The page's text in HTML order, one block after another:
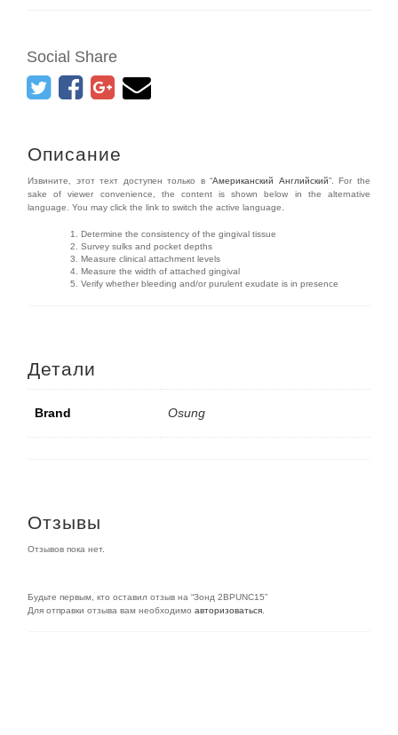
Social Share
Описание
Извините, этот техт доступен только в “Американский Английский”. For the
sake of viewer convenience, the content is shown below in the alternative
language. You may click the link to switch the active language.
Determine the consistency of the gingival tissue
Survey sulks and pocket depths
Measure clinical attachment levels
Measure the width of attached gingival
Verify whether bleeding and/or purulent exudate is in presence
Детали
Brand Osung
Отзывы
Отзывов пока нет.
Будьте первым, кто оставил отзыв на “Зонд 2BPUNC15”
Для отправки отзыва вам необходимо авторизоваться